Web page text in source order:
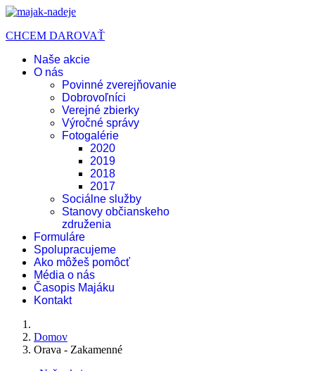
CHCEM DAROVAŤ
Naše akcie
O nás
Povinné zverejňovanie
Dobrovoľníci
Verejné zbierky
Výročné správy
Fotogalérie
2020
2019
2018
2017
Sociálne služby
Stanovy občianskeho
združenia
Formuláre
Spolupracujeme
Ako môžeš pomôcť
Média o nás
Časopis Majáku
Kontakt
Domov
Orava - Zakamenné